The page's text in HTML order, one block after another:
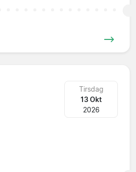
Tirsdag
13 Okt
2026